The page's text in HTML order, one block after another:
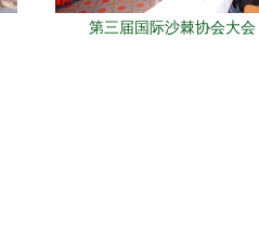
第三届国际沙棘协会大会